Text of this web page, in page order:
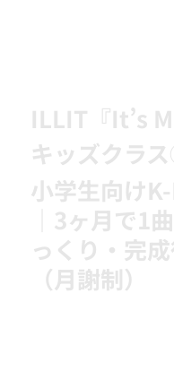
ILLIT『It’s
キッズクラ
小学生向け
｜3ヶ月で1
っくり・完
（月謝制）